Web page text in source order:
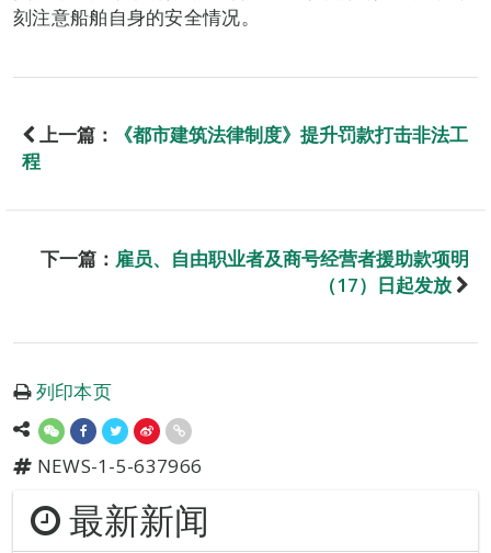
刻注意船舶自身的安全情况。
上一篇：
《都市建筑法律制度》提升罚款打击非法工
程
下一篇： 雇员、自由职业者及商号经营者援助款项明
（17）日起发放
列印本页
NEWS-1-5-637966
最新新闻